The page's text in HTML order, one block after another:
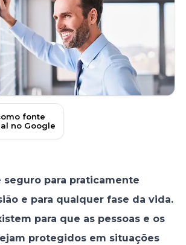
fonte
no Google
seguro para praticamente
e para qualquer fase da vida.
para que as pessoas e os
protegidos em situações